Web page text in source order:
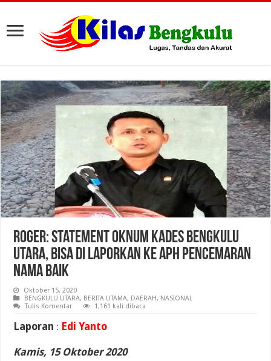
Roger: Statement Oknum Kades Bengkulu
Utara, Bisa Di Laporkan Ke APH Pencemaran
Nama baik
Oktober 15, 2020
BENGKULU UTARA, BERITA UTAMA, DAERAH, NASIONAL
Tulis Komentar
1,161 kali dibaca
Laporan : Edi Yanto
Kamis, 15 Oktober 2020